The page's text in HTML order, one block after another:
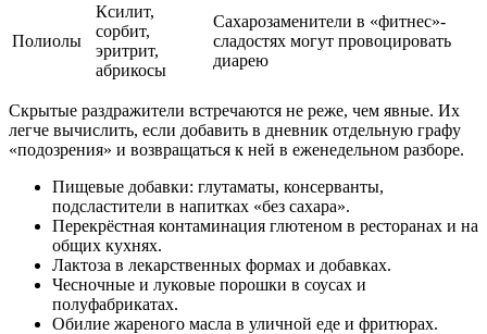
Полиолы
Ксилит,
сорбит,
эритрит,
абрикосы
Сахарозаменители в «фитнес»-
сладостях могут провоцировать
диарею
Скрытые раздражители встречаются не реже, чем явные. Их
легче вычислить, если добавить в дневник отдельную графу
«подозрения» и возвращаться к ней в еженедельном разборе.
Пищевые добавки: глутаматы, консерванты,
подсластители в напитках «без сахара».
Перекрёстная контаминация глютеном в ресторанах и на
общих кухнях.
Лактоза в лекарственных формах и добавках.
Чесночные и луковые порошки в соусах и
полуфабрикатах.
Обилие жареного масла в уличной еде и фритюрах.